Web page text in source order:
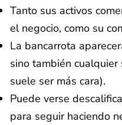
Tanto sus activos
el negocio, como su
La bancarrota
sino también
suele ser más cara).
Puede verse
para seguir haciendo